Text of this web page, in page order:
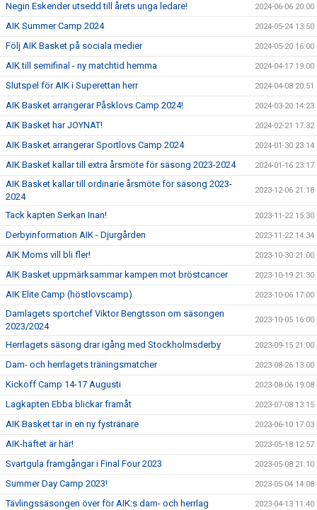
Negin Eskender utsedd till årets unga ledare! 2024-06-06 20:00
AIK Summer Camp 2024 2024-05-24 13:50
Följ AIK Basket på sociala medier 2024-05-20 16:00
AIK till semifinal - ny matchtid hemma 2024-04-17 19:00
Slutspel för AIK i Superettan herr 2024-04-08 20:51
AIK Basket arrangerar Påsklovs Camp 2024! 2024-03-20 14:23
AIK Basket har JOYNAT! 2024-02-21 17:32
AIK Basket arrangerar Sportlovs Camp 2024 2024-01-30 23:14
AIK Basket kallar till extra årsmöte för säsong 2023-2024 2024-01-16 23:17
AIK Basket kallar till ordinarie årsmöte för säsong 2023-
2024
2023-12-06 21:18
Tack kapten Serkan Inan! 2023-11-22 15:30
Derbyinformation AIK - Djurgården 2023-11-22 14:34
AIK Moms vill bli fler! 2023-10-30 21:00
AIK Basket uppmärksammar kampen mot bröstcancer 2023-10-19 21:30
AIK Elite Camp (höstlovscamp) 2023-10-06 17:00
Damlagets sportchef Viktor Bengtsson om säsongen
2023/2024
2023-10-05 16:00
Herrlagets säsong drar igång med Stockholmsderby 2023-09-15 21:00
Dam- och herrlagets träningsmatcher 2023-08-26 13:00
Kickoff Camp 14-17 Augusti 2023-08-06 19:08
Lagkapten Ebba blickar framåt 2023-07-08 13:15
AIK Basket tar in en ny fystränare 2023-06-10 17:03
AIK-häftet är här! 2023-05-18 12:57
Svartgula framgångar i Final Four 2023 2023-05-08 21:10
Summer Day Camp 2023! 2023-05-04 14:08
Tävlingssäsongen över för AIK:s dam- och herrlag 2023-04-13 11:40